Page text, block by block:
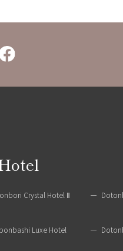
Crystal Hotel Ⅱ
Luxe Hotel